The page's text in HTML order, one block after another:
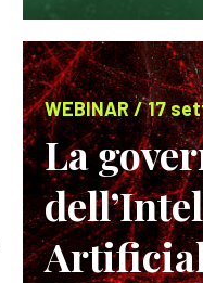
WEBINAR / 17
La